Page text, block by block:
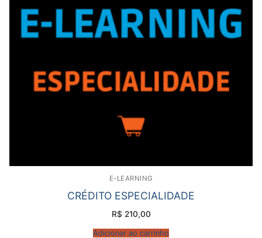
E-LEARNING
CRÉDITO ESPECIALIDADE
R$ 210,00
Adicionar ao carrinho